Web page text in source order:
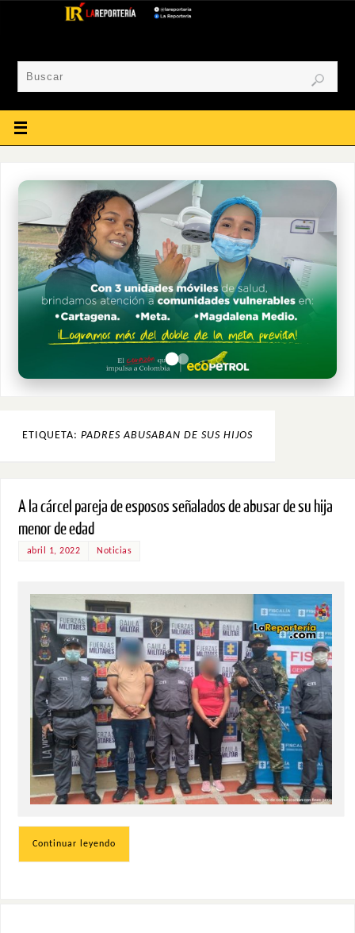
ETIQUETA: PADRES ABUSABAN DE SUS HIJOS
A la cárcel pareja de esposos señalados de abusar de su hija
menor de edad
abril 1, 2022 Noticias
Continuar leyendo